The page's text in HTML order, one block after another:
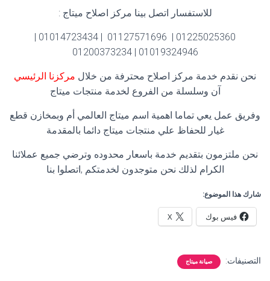
للاستفسار اتصل بينا مركز اصلاح ميتاج :
01225025360 | 01127571696 | 01014723434 |
01019324946 | 01200373234
نحن نقدم خدمة مركز اصلاح محترفة من خلال مركزنا الرئيسي
آن وسلسلة من الفروع لخدمة منتجات ميتاج
وفريق عمل يعي تماما اهمية اسم ميتاج العالمي أم وبمخازن قطع
غيار للحفاظ علي منتجات ميتاج دائما بالمقدمة
نحن ملتزمون بتقديم خدمة باسعار محدوده وترضي جميع عملائنا
الكرام لذلك نحن متوجدون لخدمتكم ,اتصلوا بنا
شارك هذا الموضوع:
فيس بوك X
التصنيفات: صيانة ميتاج